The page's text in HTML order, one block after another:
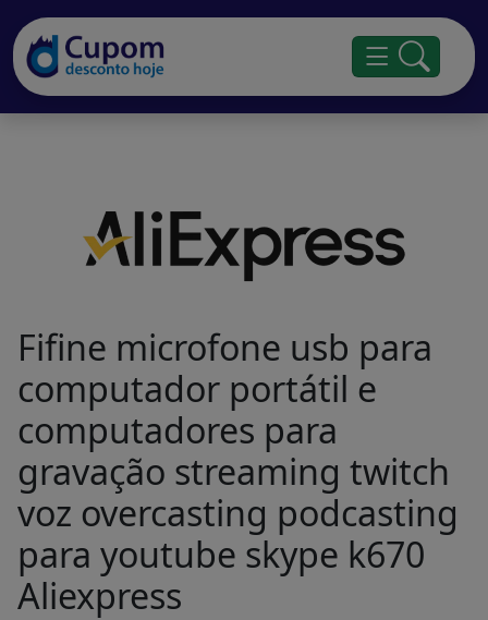
Fifine microfone usb para
computador portátil e
computadores para
gravação streaming twitch
voz overcasting podcasting
para youtube skype k670
Aliexpress